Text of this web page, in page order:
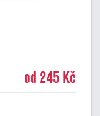
od 245 Kč